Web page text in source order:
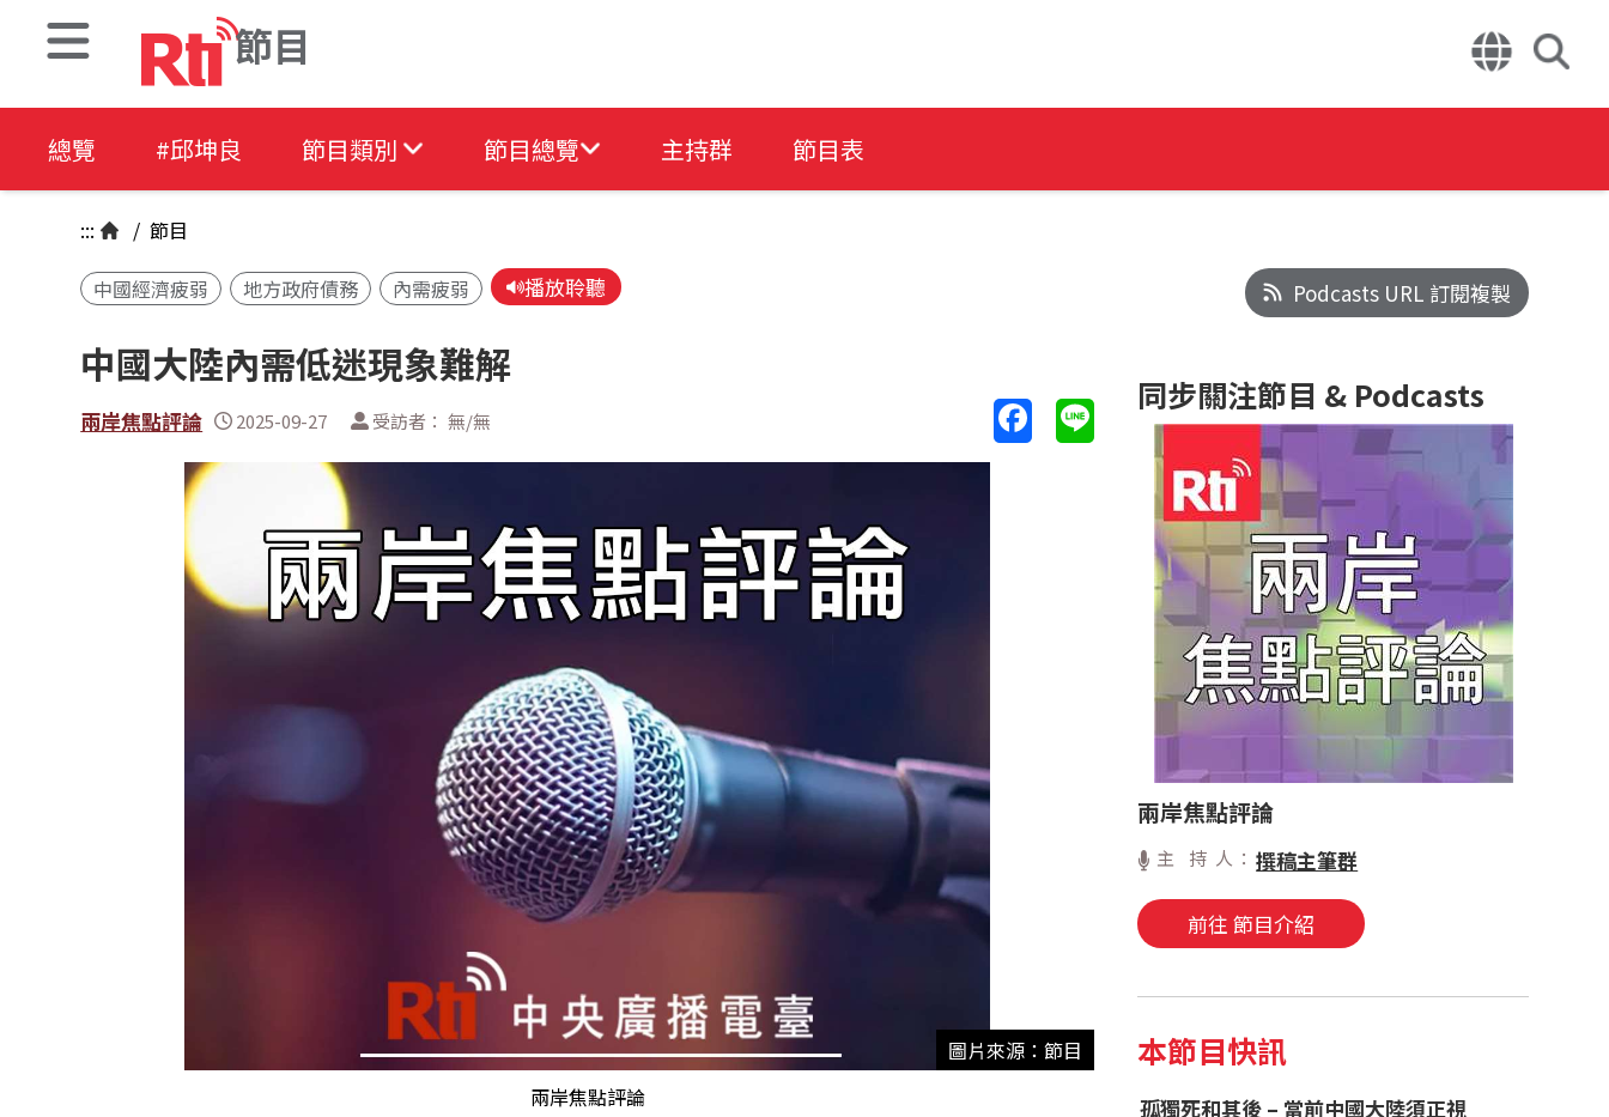
節目
總覽 #邱坤良 節目類別 節目總覽 主持群 節目表
::: / 節目
中國經濟疲弱 地方政府債務 內需疲弱 播放聆聽
中國大陸內需低迷現象難解
兩岸焦點評論 2025-09-27 受訪者： 無/無
圖片來源：節目
兩岸焦點評論
Podcasts URL 訂閱複製
同步關注節目 & Podcasts
兩岸焦點評論
主 持 人：撰稿主筆群
前往 節目介紹
本節目快訊
孤獨死和其後 – 當前中國大陸須正視